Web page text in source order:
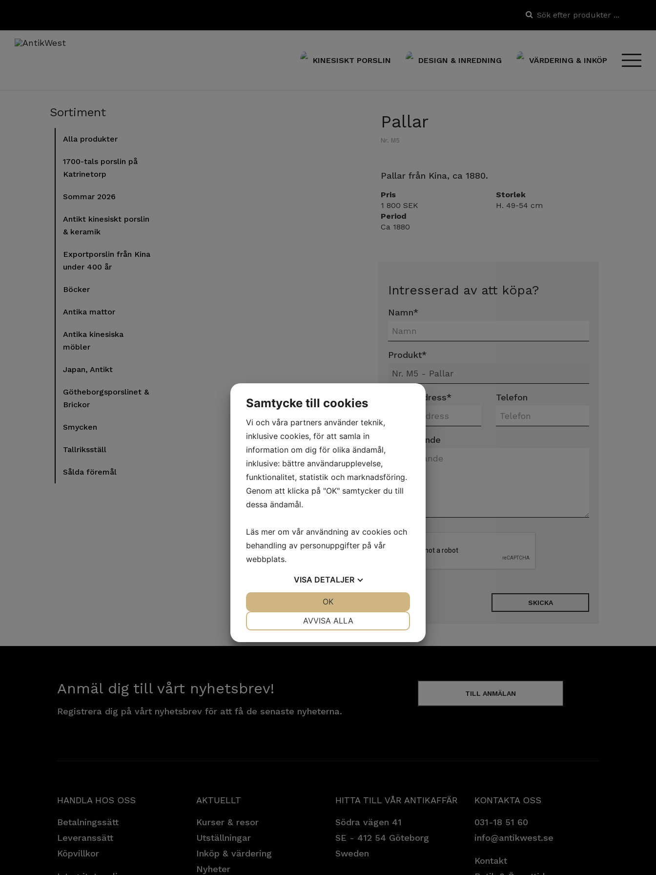
KINESISKT PORSLIN DESIGN & INREDNING VÄRDERING & INKÖP
Sortiment
Alla produkter
1700-tals porslin på
Katrinetorp
Sommar 2026
Antikt kinesiskt porslin
& keramik
Exportporslin från Kina
under 400 år
Böcker
Antika mattor
Antika kinesiska
möbler
Japan, Antikt
Götheborgsporslinet &
Brickor
Smycken
Tallriksställ
Sålda föremål
Pallar
Nr. M5
Pallar från Kina, ca 1880.
Pris
1 800 SEK
Storlek
H. 49-54 cm
Period
Ca 1880
Intresserad av att köpa?
Namn*
Produkt*
E-postadress* Telefon
Meddelande
SKICKA
Anmäl dig till vårt nyhetsbrev!
Registrera dig på vårt nyhetsbrev för att få de senaste nyheterna.
TILL ANMÄLAN
HANDLA HOS OSS
Betalningssätt
Leveranssätt
Köpvillkor
AKTUELLT
Kurser & resor
Utställningar
Inköp & värdering
Nyheter
HITTA TILL VÅR ANTIKAFFÄR
Södra vägen 41
SE - 412 54 Göteborg
Sweden
KONTAKTA OSS
031-18 51 60
info@antikwest.se
Kontakt
Samtycke till cookies
Vi och våra partners använder teknik,
inklusive cookies, för att samla in
information om dig för olika ändamål,
inklusive: bättre användarupplevelse,
funktionalitet, statistik och marknadsföring.
Genom att klicka på "OK" samtycker du till
dessa ändamål.
Läs mer om vår användning av cookies och
behandling av personuppgifter på vår
webbplats.
VISA DETALJER
AVVISA ALLA
OK